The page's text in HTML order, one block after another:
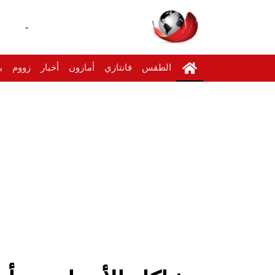
-
الطقس فانتازي أمازون أخبار زووم